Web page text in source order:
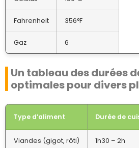
Fahrenheit 356°F
Gaz 6
Un tableau des durées
optimales pour divers
Type d’aliment Durée de
Viandes (gigot, rôti) 1h30 – 2h